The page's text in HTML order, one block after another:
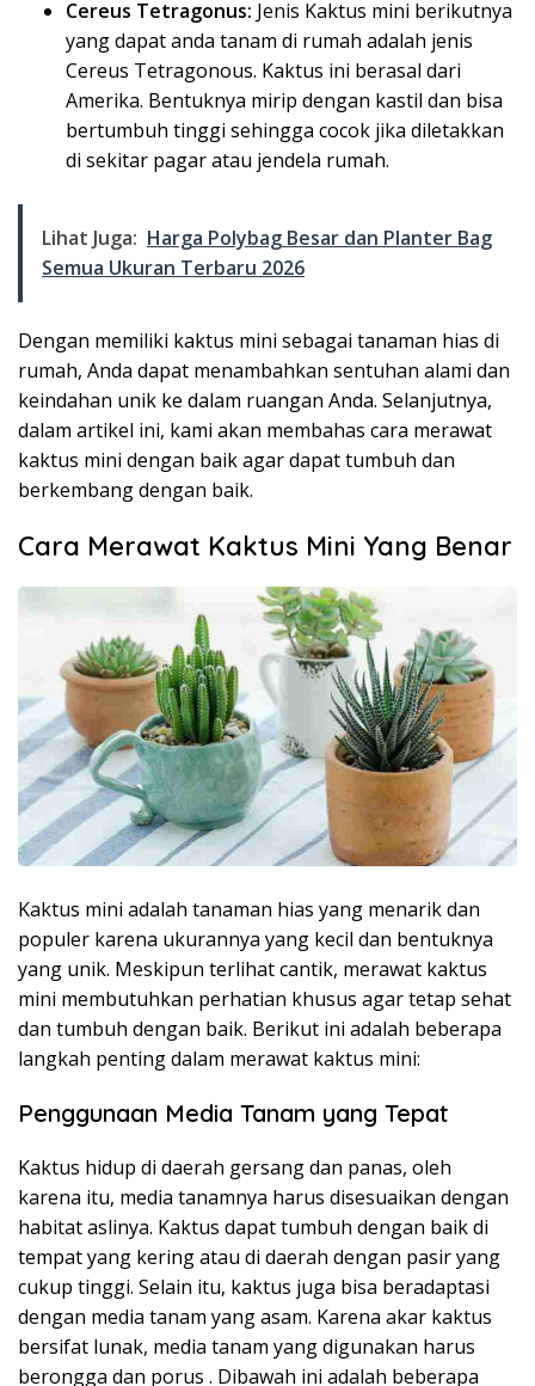
Cereus Tetragonus: Jenis Kaktus mini berikutnya
yang dapat anda tanam di rumah adalah jenis
Cereus Tetragonous. Kaktus ini berasal dari
Amerika. Bentuknya mirip dengan kastil dan bisa
bertumbuh tinggi sehingga cocok jika diletakkan
di sekitar pagar atau jendela rumah.
Lihat Juga: Harga Polybag Besar dan Planter Bag
Semua Ukuran Terbaru 2026
Dengan memiliki kaktus mini sebagai tanaman hias di
rumah, Anda dapat menambahkan sentuhan alami dan
keindahan unik ke dalam ruangan Anda. Selanjutnya,
dalam artikel ini, kami akan membahas cara merawat
kaktus mini dengan baik agar dapat tumbuh dan
berkembang dengan baik.
Cara Merawat Kaktus Mini Yang Benar
Kaktus mini adalah tanaman hias yang menarik dan
populer karena ukurannya yang kecil dan bentuknya
yang unik. Meskipun terlihat cantik, merawat kaktus
mini membutuhkan perhatian khusus agar tetap sehat
dan tumbuh dengan baik. Berikut ini adalah beberapa
langkah penting dalam merawat kaktus mini:
Penggunaan Media Tanam yang Tepat
Kaktus hidup di daerah gersang dan panas, oleh
karena itu, media tanamnya harus disesuaikan dengan
habitat aslinya. Kaktus dapat tumbuh dengan baik di
tempat yang kering atau di daerah dengan pasir yang
cukup tinggi. Selain itu, kaktus juga bisa beradaptasi
dengan media tanam yang asam. Karena akar kaktus
bersifat lunak, media tanam yang digunakan harus
berongga dan porus . Dibawah ini adalah beberapa